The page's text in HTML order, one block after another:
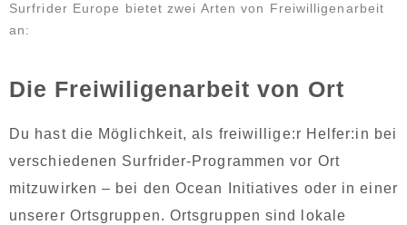
Surfrider Europe bietet zwei Arten von Freiwilligenarbeit
an:
Die Freiwiligenarbeit von Ort
Du hast die Möglichkeit, als freiwillige:r Helfer:in bei
verschiedenen Surfrider-Programmen vor Ort
mitzuwirken– bei den Ocean Initiatives oder in einer
unserer Ortsgruppen. Ortsgruppen sind lokale